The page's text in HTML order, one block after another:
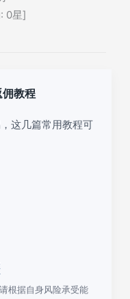
0星]
佣教程
这几篇常用教程可
根据自身风险承受能